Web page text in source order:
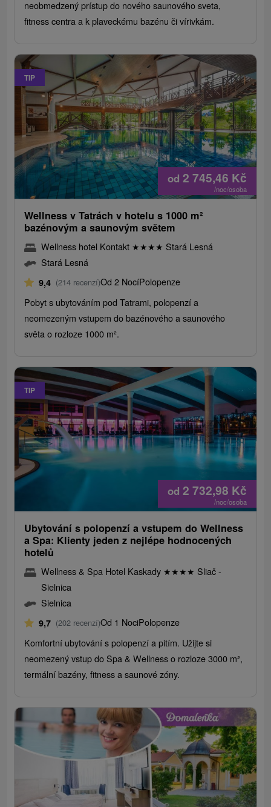
neobmedzený prístup do nového saunového sveta,
fitness centra a k plaveckému bazénu či vírivkám.
TIP
od 2 745,46 Kč
/noc/osoba
Wellness v Tatrách v hotelu s 1000 m²
bazénovým a saunovým světem
Wellness hotel Kontakt ★★★★ Stará Lesná
Stará Lesná
9,4 (214 recenzí)Od 2 NocíPolopenze
Pobyt s ubytováním pod Tatrami, polopenzí a
neomezeným vstupem do bazénového a saunového
světa o rozloze 1000 m².
TIP
od 2 732,98 Kč
/noc/osoba
Ubytování s polopenzí a vstupem do Wellness
a Spa: Klienty jeden z nejlépe hodnocených
hotelů
Wellness & Spa Hotel Kaskady ★★★★ Sliač -
Sielnica
Sielnica
9,7 (202 recenzí)Od 1 NociPolopenze
Komfortní ubytování s polopenzí a pitím. Užijte si
neomezený vstup do Spa & Wellness o rozloze 3000 m²,
termální bazény, fitness a saunové zóny.